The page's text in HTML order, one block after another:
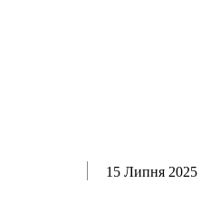
15 Липня 2025